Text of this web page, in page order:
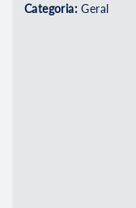
Categoria:Geral